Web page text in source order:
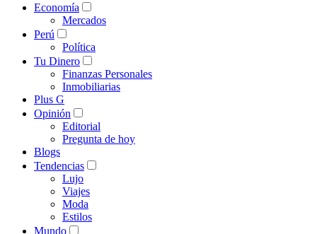
Economía
Mercados
Perú
Política
Tu Dinero
Finanzas Personales
Inmobiliarias
Plus G
Opinión
Editorial
Pregunta de hoy
Blogs
Tendencias
Lujo
Viajes
Moda
Estilos
Mundo